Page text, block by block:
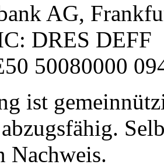
AG,
DRES DEFF
50080000
ist
Nachweis.